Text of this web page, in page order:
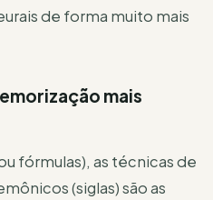
de forma muito mais
mais
fórmulas), as técnicas de
(siglas) são as